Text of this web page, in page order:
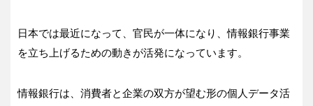
日本では最近になって、官民が一体になり、情報銀行事業
を立ち上げるための動きが活発になっています。
情報銀行は、消費者と企業の双方が望む形の個人データ活